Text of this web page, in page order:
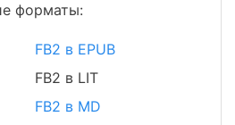
форматы:
FB2 в EPUB
FB2 в LIT
FB2 в MD